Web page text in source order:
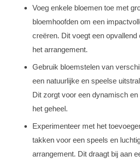
Voeg enkele bloemen toe met
bloemhoofden om een
creëren. Dit voegt een opvallend
het arrangement.
Gebruik bloemstelen van
een natuurlijke en speelse
Dit zorgt voor een dynamisch en
het geheel.
Experimenteer met het
takken voor een speels en
arrangement. Dit draagt bij aan